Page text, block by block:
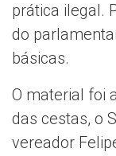
prática ilegal.
do
básicas.
O material foi
das cestas, o
vereador